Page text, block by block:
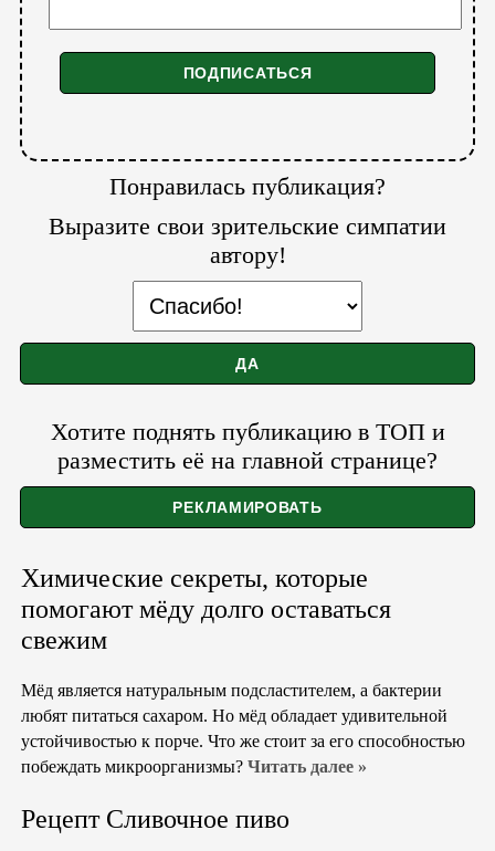
Понравилась публикация?
Выразите свои зрительские симпатии
автору!
Хотите поднять публикацию в ТОП и
разместить её на главной странице?
Химические секреты, которые
помогают мёду долго оставаться
свежим
Мёд является натуральным подсластителем, а бактерии
любят питаться сахаром. Но мёд обладает удивительной
устойчивостью к порче. Что же стоит за его способностью
побеждать микроорганизмы? Читать далее »
Рецепт Сливочное пиво